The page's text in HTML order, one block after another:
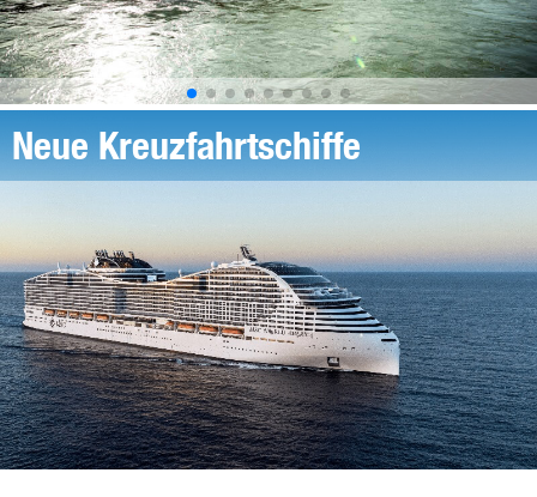
Neue Kreuzfahrtschiffe